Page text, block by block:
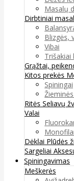
Masalų
Dirbtiniai
Blizgės,
Vibai
Trišakiai
Grąžtai,
Kitos prekės
Spiningai
Ritės Seliavų
Valai
Dėklai Plūdės
Sargeliai
Spiningavimas
Meškerės